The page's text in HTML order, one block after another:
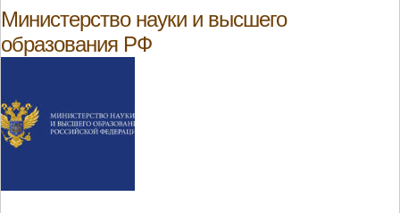
Министерство науки и высшего
образования РФ